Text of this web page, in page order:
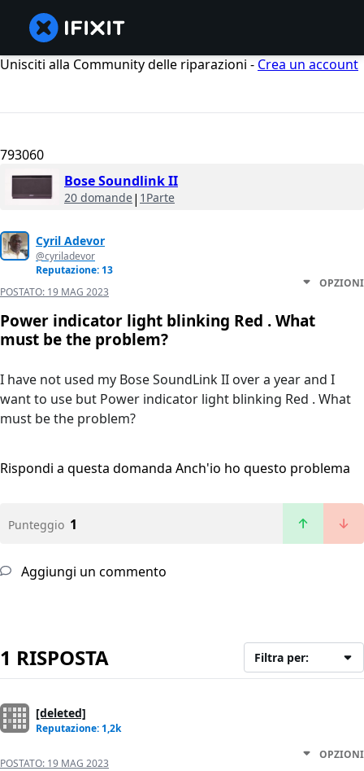
Unisciti alla Community delle riparazioni - Crea un account
793060
Bose Soundlink II
20 domande| 1Parte
Cyril Adevor
@cyriladevor
Reputazione: 13
POSTATO: 19 MAG 2023
OPZIONI
Power indicator light blinking Red . What
must be the problem?
I have not used my Bose SoundLink II over a year and I
want to use but Power indicator light blinking Red . What
must be the problem?
Rispondi a questa domanda Anch'io ho questo problema
Punteggio 1
Aggiungi un commento
1 RISPOSTA Filtra per:
[deleted]
Reputazione: 1,2k
POSTATO: 19 MAG 2023
OPZIONI